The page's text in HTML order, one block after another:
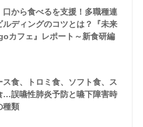
口から食べるを支援！多職種連
ルディングのコツとは？『未来
カフェ』レポート～新食研編
ス食、トロミ食、ソフト食、ス
…誤嚥性肺炎予防と嚥下障害時
種類